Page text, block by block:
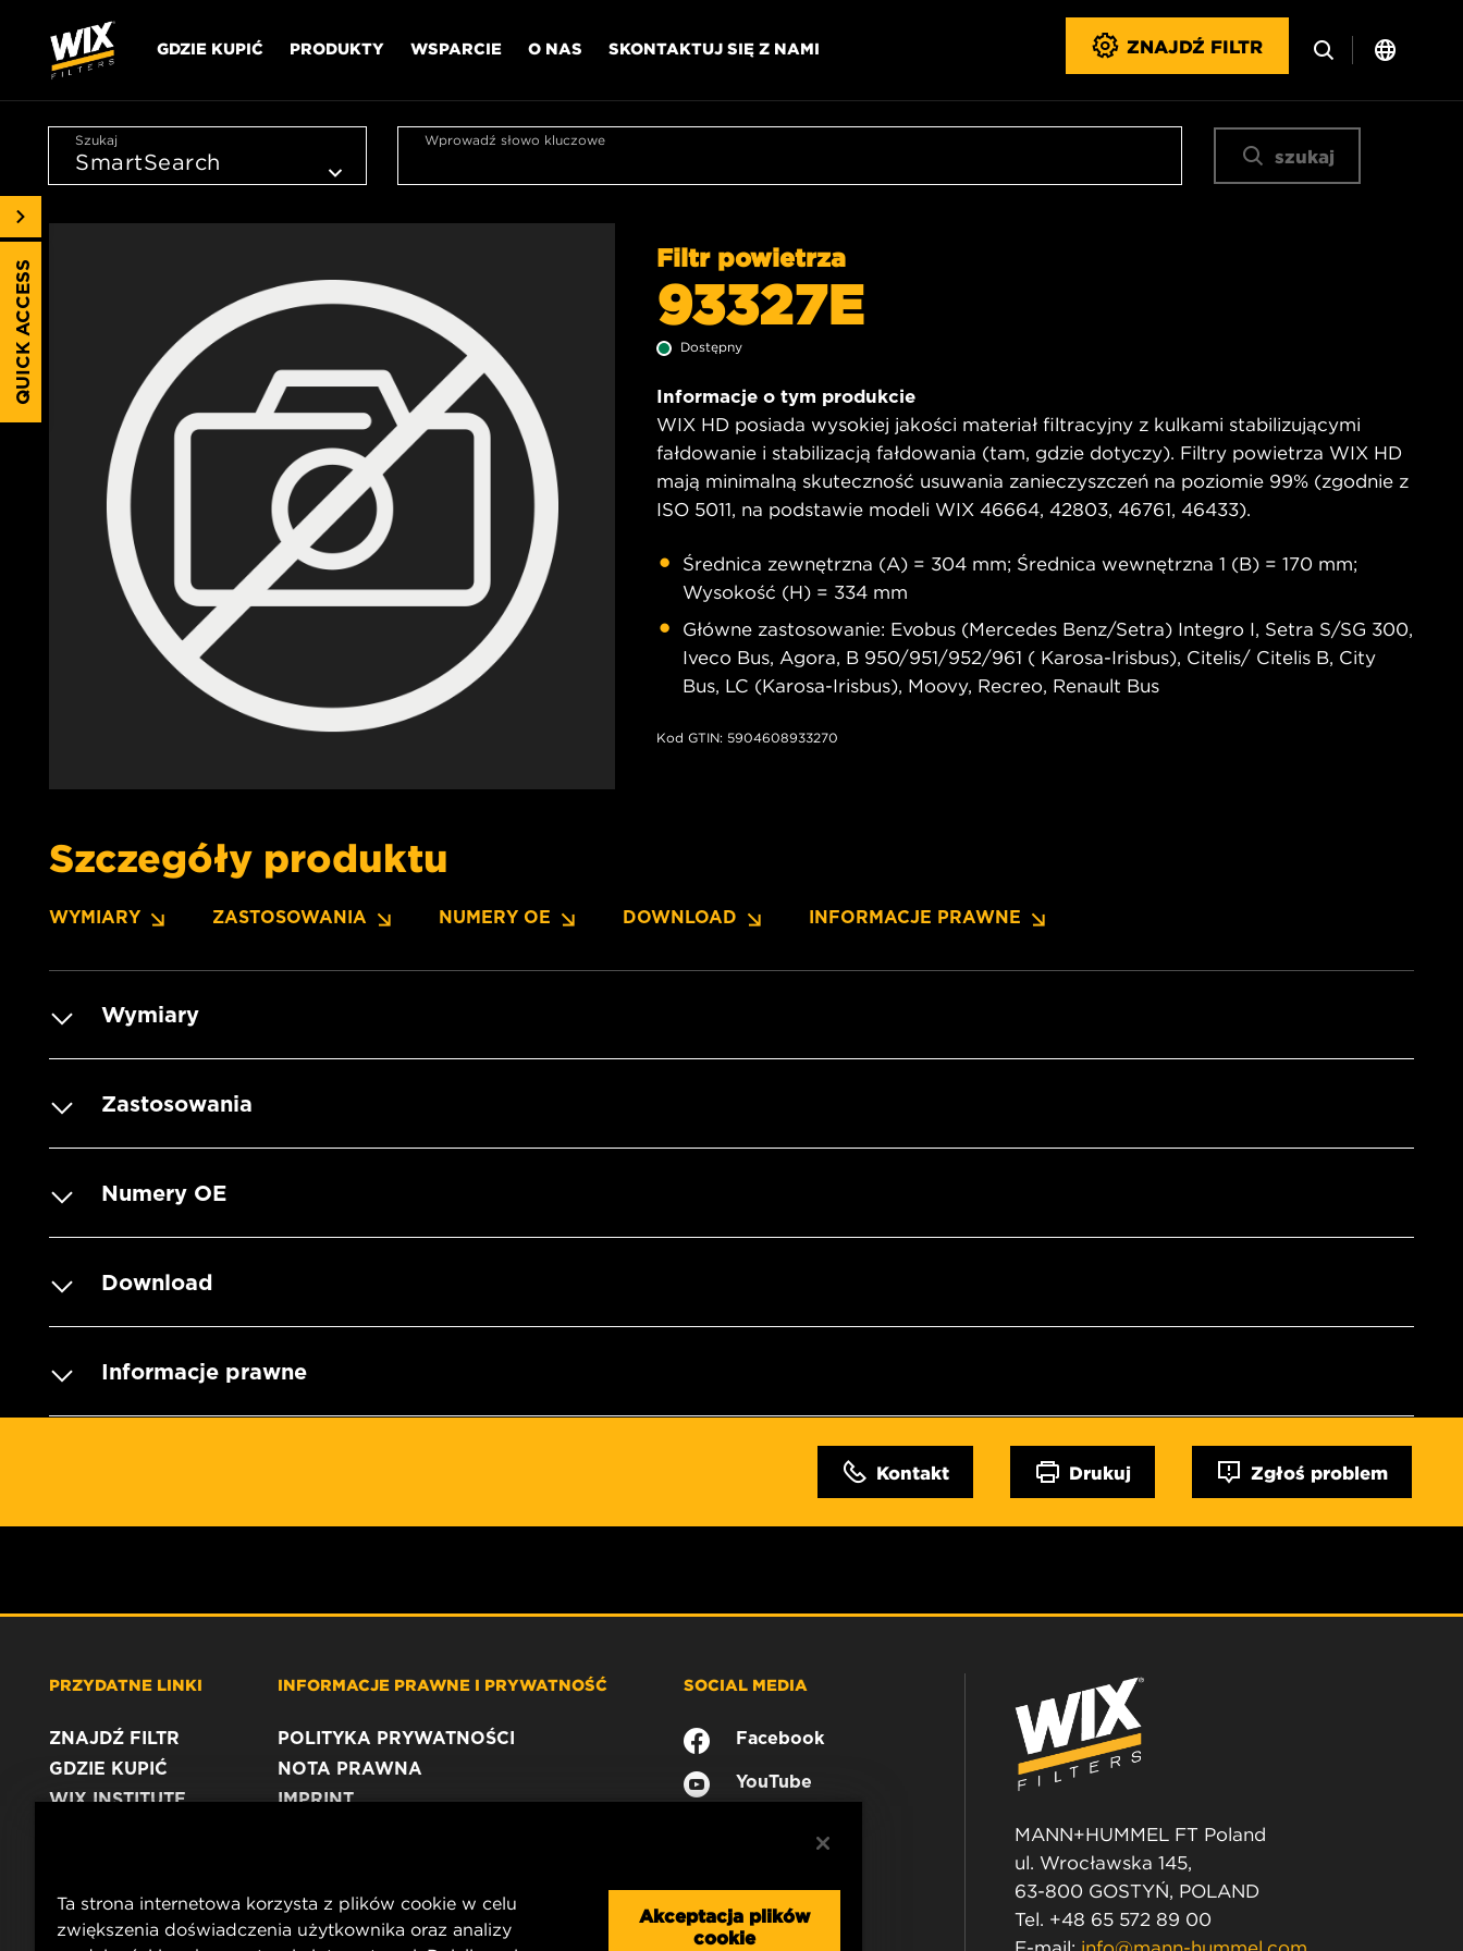
GDZIE KUPIĆ PRODUKTY WSPARCIE O NAS SKONTAKTUJ SIĘ Z NAMI ZNAJDŹ FILTR
Szukaj Wprowadź słowo kluczowe
szukaj
Filtr powietrza
93327E
Dostępny
Informacje o tym produkcie
WIX HD posiada wysokiej jakości materiał filtracyjny z kulkami stabilizującymi
fałdowanie i stabilizacją fałdowania (tam, gdzie dotyczy). Filtry powietrza WIX HD
mają minimalną skuteczność usuwania zanieczyszczeń na poziomie 99% (zgodnie z
ISO 5011, na podstawie modeli WIX 46664, 42803, 46761, 46433).
Średnica zewnętrzna (A) = 304 mm; Średnica wewnętrzna 1 (B) = 170 mm;
Wysokość (H) = 334 mm
Główne zastosowanie: Evobus (Mercedes Benz/Setra) Integro I, Setra S/SG 300,
Iveco Bus, Agora, B 950/951/952/961 ( Karosa-Irisbus), Citelis/ Citelis B, City
Bus, LC (Karosa-Irisbus), Moovy, Recreo, Renault Bus
Kod GTIN: 5904608933270
Szczegóły produktu
WYMIARY ZASTOSOWANIA NUMERY OE DOWNLOAD INFORMACJE PRAWNE
Wymiary
Zastosowania
Numery OE
Download
Informacje prawne
Kontakt Drukuj Zgłoś problem
QUICK ACCESS
PRZYDATNE LINKI
ZNAJDŹ FILTR
GDZIE KUPIĆ
WIX INSTITUTE
INFORMACJE PRAWNE I PRYWATNOŚĆ
POLITYKA PRYWATNOŚCI
NOTA PRAWNA
IMPRINT
SOCIAL MEDIA
Facebook
YouTube
MANN+HUMMEL FT Poland
ul. Wrocławska 145,
63-800 GOSTYŃ, POLAND
Tel. +48 65 572 89 00
Ta strona internetowa korzysta z plików cookie w celu
zwiększenia doświadczenia użytkownika oraz analizy
Akceptacja plików
cookie